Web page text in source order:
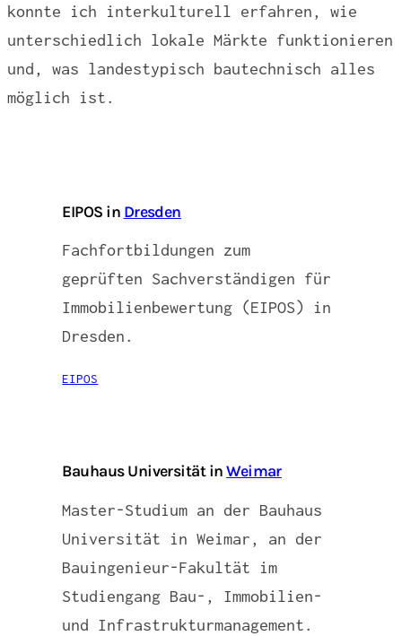
konnte ich interkulturell erfahren, wie
unterschiedlich lokale Märkte funktionieren
und, was landestypisch bautechnisch alles
möglich ist.
EIPOS in Dresden
Fachfortbildungen zum
geprüften Sachverständigen für
Immobilienbewertung (EIPOS) in
Dresden.
EIPOS
Bauhaus Universität inWeimar
Master-Studium an der Bauhaus
Universität in Weimar, an der
Bauingenieur-Fakultät im
Studiengang Bau-, Immobilien-
und Infrastrukturmanagement.